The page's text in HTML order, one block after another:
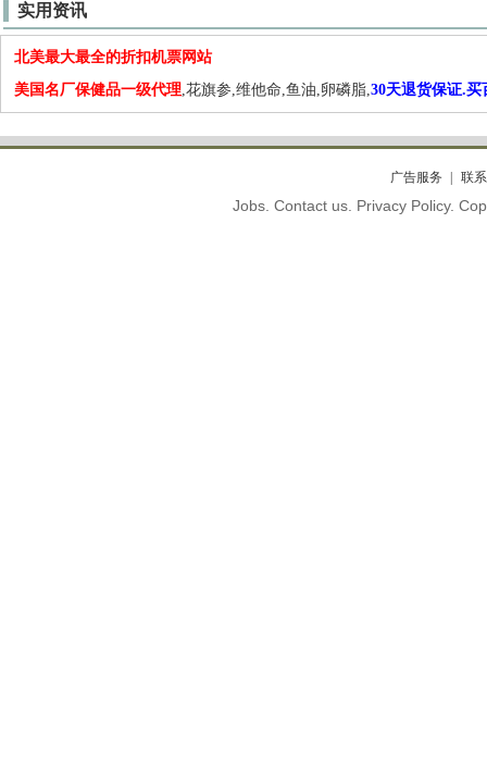
实用资讯
北美最大最全的折扣机票网站
美国名厂保健品一级代理,花旗参,维他命,鱼油,卵磷脂,30天退货保证.买
广告服务 联
Jobs. Contact us. Privacy Policy.